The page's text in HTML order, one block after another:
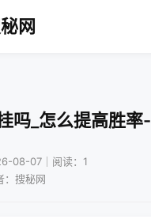
网
吗_怎么提高胜率
08-07｜阅读：1
：搜秘网